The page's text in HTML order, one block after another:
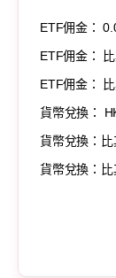
ETF佣金：
ETF佣金：
ETF佣金：
貨幣兌換：
貨幣兌換：
貨幣兌換：